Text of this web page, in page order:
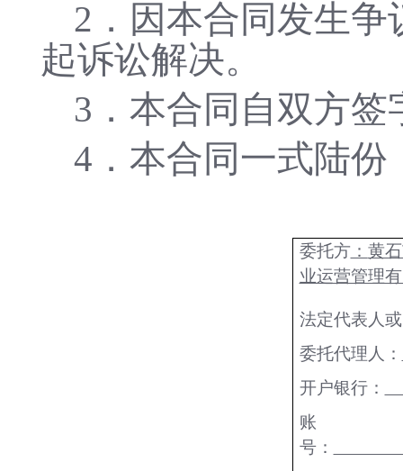
2．因本合同发生
起诉讼解决。
3 ．本合同自双方
4 ．本合同一式陆
委托方： 黄
业运营管理
法定代表人或
委托代理人：
开户银行：
账
号：